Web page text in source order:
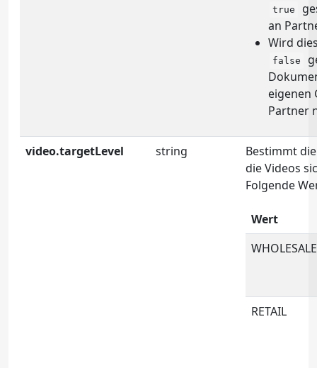
true
an
Wird
false
eigenen
Partner
video.targetLevel string
Bestimmt
die Videos
Folgende
Wert
WHOLESALE
RETAIL